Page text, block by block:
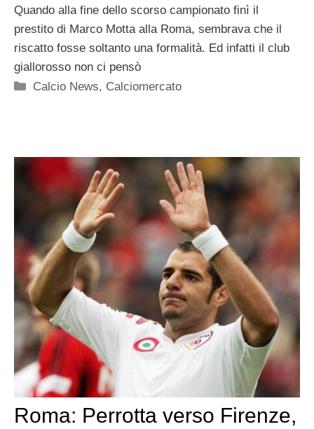
Quando alla fine dello scorso campionato finì il
prestito di Marco Motta alla Roma, sembrava che il
riscatto fosse soltanto una formalità. Ed infatti il club
giallorosso non ci pensò
Categorie
Calcio News, Calciomercato
Roma: Perrotta verso Firenze,